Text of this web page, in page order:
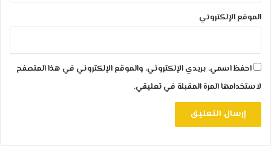
الموقع الإلكتروني
احفظ اسمي، بريدي الإلكتروني، والموقع الإلكتروني في هذا المتصفح
لاستخدامها المرة المقبلة في تعليقي.